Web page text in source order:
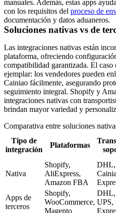
manuales. Además, estas apps
con los requisitos del proceso de
documentación y datos aduaneros.
Soluciones nativas vs de
Las integraciones nativas están
plataforma, ofreciendo
compatibilidad garantizada. El
ejemplar: los vendedores pueden
Cainiao fácilmente, asegurando
seguimiento integral. Shopify y
integraciones nativas con
brindan mayor variedad y
Comparativa entre soluciones
Tipo de
integración
Plataformas
Nativa
Shopify,
AliExpress,
Amazon FBA
DHL,
Apps de
terceros
Shopify,
WooCommerce,
Magento
DHL,
UPS,